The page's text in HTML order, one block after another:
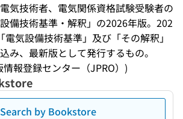
気技術者、電気関係資格試験受験者の
備技術基準・解釈」の2026年版。202
気設備技術基準」及び「その解釈」
み、最新版として発行するもの。
報登録センター（JPRO）)
Search by Bookstore